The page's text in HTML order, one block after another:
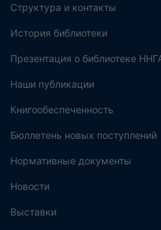
Структура и контакты
История библиотеки
Презентация о библиотеке
Наши публикации
Книгообеспеченность
Бюллетень новых поступлений
Нормативные документы
Новости
Выставки